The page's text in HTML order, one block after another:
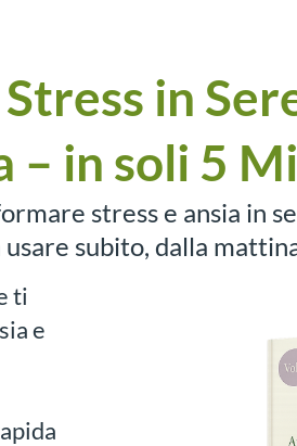
in
– in soli 5
stress e ansia in
subito, dalla
ti
e